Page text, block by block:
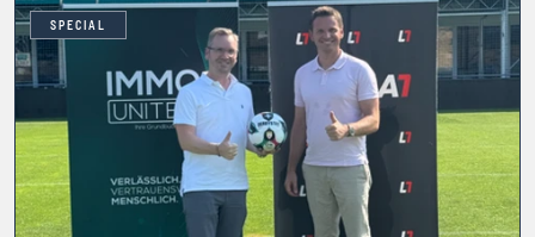
SPECIAL